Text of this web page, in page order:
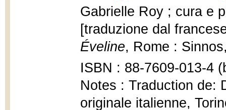
Gabrielle Roy ; cura e
[traduzione dal
Éveline, Rome :
ISBN : 88-7609-013-4
Notes : Traduction de:
originale italienne,